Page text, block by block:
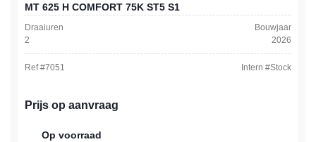
MT 625 H COMFORT 75K ST5 S1
Draaiuren
2
Bouwjaar
2026
Ref #7051 Intern #Stock
Prijs op aanvraag
Op voorraad